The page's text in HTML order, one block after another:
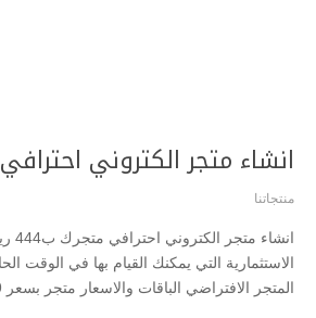
انشاء متجر الكتروني احترافي
منتجاتنا
الاستثمارية التي يمكنك القيام بها في الوقت
المتجر الافتراضي الباقات والاسعار متجر بسعر 999 ريال...